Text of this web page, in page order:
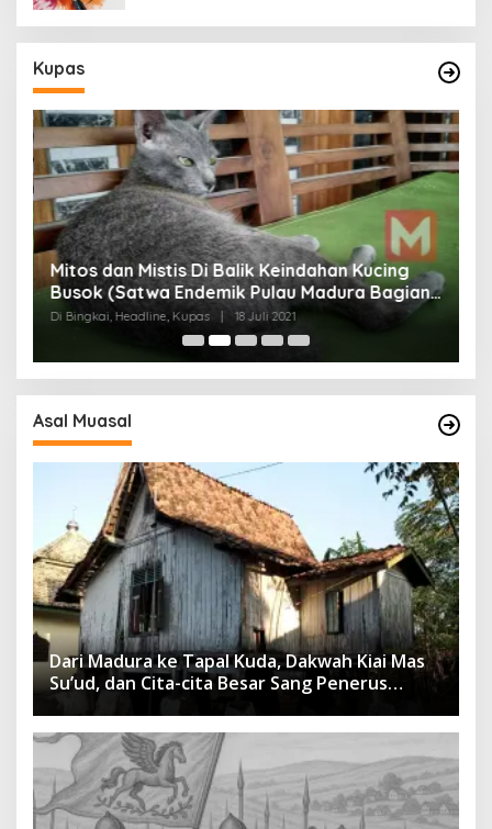
Kupas
Mitos dan Mistis Di Balik Keindahan Kucing
Busok (Satwa Endemik Pulau Madura Bagian
I)
Di Bingkai, Headline, Kupas 18 Juli 2021
Asal Muasal
Dari Madura ke Tapal Kuda, Dakwah Kiai Mas
Su’ud, dan Cita-cita Besar Sang Penerus
Menusantara dan Mendunia